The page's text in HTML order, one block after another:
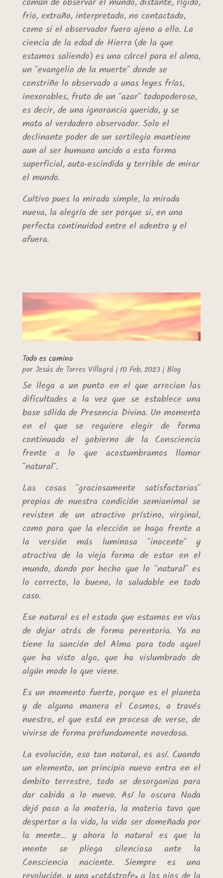
común de observar el mundo, distante, rígido,
frio, extraño, interpretado, no contactado,
como si el observador fuera ajeno a ello. La
ciencia de la edad de Hierro (de la que
estamos saliendo) es una cárcel para el alma,
un “evangelio de la muerte” donde se
constriñe lo observado a unas leyes frías,
inexorables, fruto de un “azar” todopoderoso,
es decir, de una ignorancia querida, y se
mata al verdadero observador. Solo el
declinante poder de un sortilegio mantiene
aun al ser humano uncido a esta forma
superficial, auto-escindida y terrible de mirar
el mundo.
Cultivo pues la mirada simple, la mirada
nueva, la alegría de ser porque si, en una
perfecta continuidad entre el adentro y el
afuera.
Todo es camino
por Jesús de Torres Villagrá| 10 Feb, 2023 | Blog
Se llega a un punto en el que arrecian las
dificultades a la vez que se establece una
base sólida de Presencia Divina. Un momento
en el que se requiere elegir de forma
continuada el gobierno de la Consciencia
frente a lo que acostumbramos llamar
“natural”.
Las cosas “graciosamente satisfactorias”
propias de nuestra condición semianimal se
revisten de un atractivo prístino, virginal,
como para que la elección se haga frente a
la versión más luminosa “inocente” y
atractiva de la vieja forma de estar en el
mundo, dando por hecho que lo “natural” es
lo correcto, lo bueno, lo saludable en todo
caso.
Ese natural es el estado que estamos en vías
de dejar atrás de forma perentoria. Ya no
tiene la sanción del Alma para todo aquel
que ha visto algo, que ha vislumbrado de
algún modo lo que viene.
Es un momento fuerte, porque es el planeta
y de alguna manera el Cosmos, a través
nuestro, el que está en proceso de verse, de
vivirse de forma profundamente novedosa.
La evolución, eso tan natural, es así. Cuando
un elemento, un principio nuevo entra en el
ámbito terrestre, todo se desorganiza para
dar cabida a lo nuevo. Así la oscura Nada
dejó paso a la materia, la materia tuvo que
despertar a la vida, la vida ser domeñada por
la mente… y ahora lo natural es que la
mente se pliega silenciosa ante la
Consciencia naciente. Siempre es una